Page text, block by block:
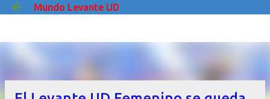
Ir al contenido principal
Mundo Levante UD